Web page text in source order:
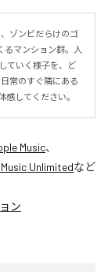
ゾンビだらけのゴ
るマンション群。人
ていく様子を、ど
常のすぐ隣にある
してください。
Music、
Unlimitedなど
ン